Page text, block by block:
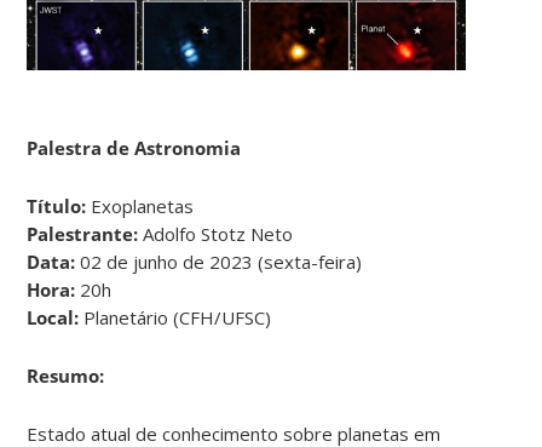
Palestra de Astronomia
Título: Exoplanetas
Palestrante: Adolfo Stotz Neto
Data: 02 de junho de 2023 (sexta-feira)
Hora: 20h
Local: Planetário (CFH/UFSC)
Resumo:
Estado atual de conhecimento sobre planetas em